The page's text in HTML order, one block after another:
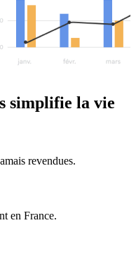
simplifie la vie
revendues.
en France.